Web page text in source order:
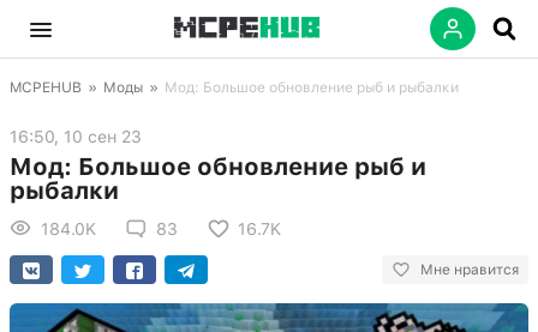
MCPEHUB » Моды » Мод: Большое обновление рыб и рыбалки
16:50, 10 сен 23
Мод: Большое обновление рыб и
рыбалки
184.0K 83 16.7K
Мне нравится